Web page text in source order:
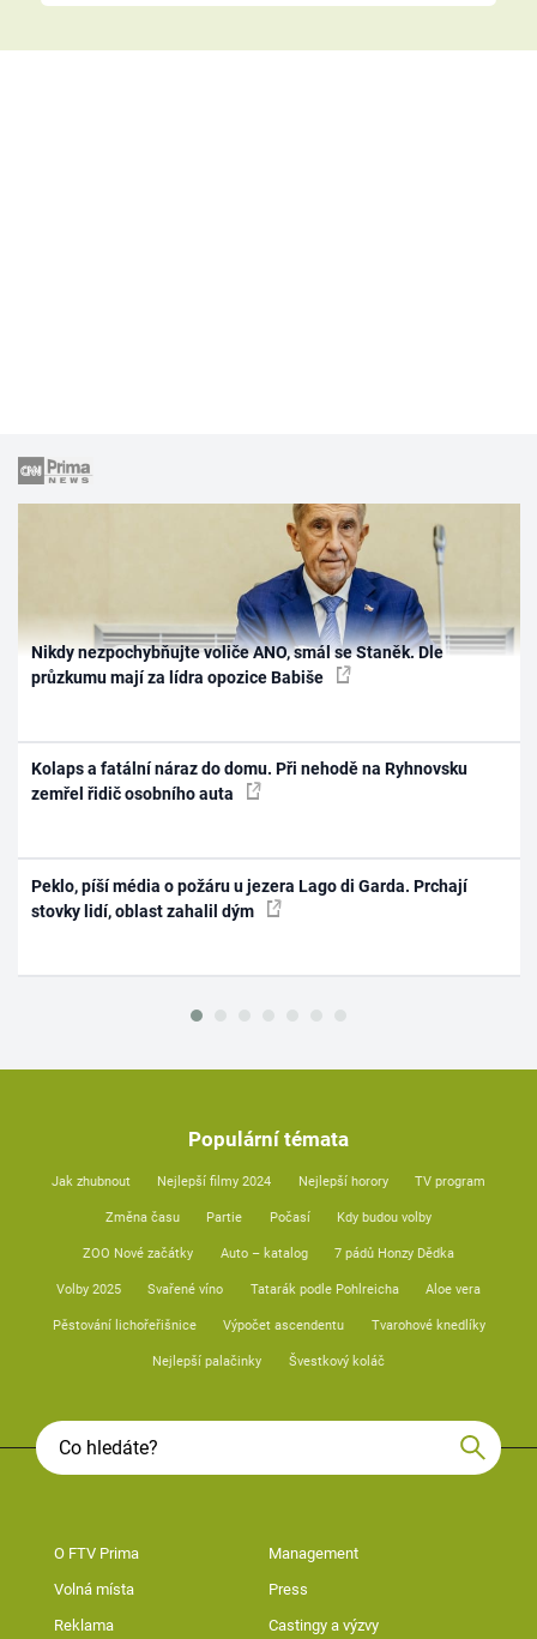
Nikdy nezpochybňujte voliče ANO, smál se Staněk. Dle
průzkumu mají za lídra opozice Babiše
Kolaps a fatální náraz do domu. Při nehodě na Ryhnovsku
zemřel řidič osobního auta
Peklo, píší média o požáru u jezera Lago di Garda. Prchají
stovky lidí, oblast zahalil dým
Populární témata
Jak zhubnout Nejlepší filmy 2024 Nejlepší horory TV program
Změna času Partie Počasí Kdy budou volby
ZOO Nové začátky Auto – katalog 7 pádů Honzy Dědka
Volby 2025 Svařené víno Tatarák podle Pohlreicha Aloe vera
Pěstování lichořeřišnice Výpočet ascendentu Tvarohové knedlíky
Nejlepší palačinky Švestkový koláč
O FTV Prima Management
Volná místa Press
Reklama Castingy a výzvy